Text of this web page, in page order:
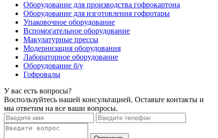
Оборудование для производства гофрокартона
Оборудование для изготовления гофротары
Упаковочное оборудование
Вспомогательное оборудование
Макулатурные прессы
Модернизация оборудования
Лабораторное оборудование
Оборудование б/у
Гофровалы
У вас есть вопросы?
Воспользуйтесь нашей консультацией. Оставьте контакты и
мы ответим на все ваши вопросы.